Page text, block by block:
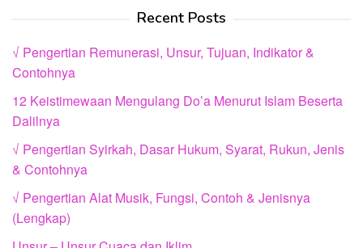
Recent Posts
√ Pengertian Remunerasi, Unsur, Tujuan, Indikator &
Contohnya
12 Keistimewaan Mengulang Do’a Menurut Islam Beserta
Dalilnya
√ Pengertian Syirkah, Dasar Hukum, Syarat, Rukun, Jenis
& Contohnya
√ Pengertian Alat Musik, Fungsi, Contoh & Jenisnya
(Lengkap)